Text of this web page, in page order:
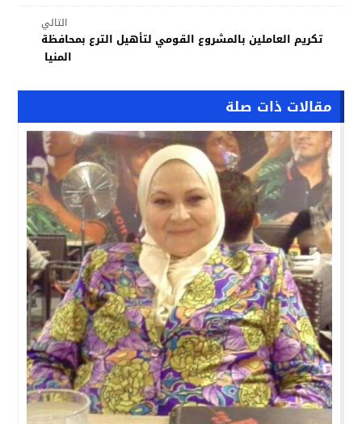
التالي
تكريم العاملين بالمشروع القومي لتأهيل الترع بمحافظة
المنيا
مقالات ذات صلة